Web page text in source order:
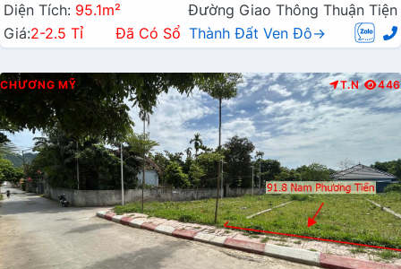
Diện Tích: 95.1m²
Đường Giao Thông Thuận Tiện
Giá:2-2.5 Tỉ Đã Có Sổ Thành Đất Ven Đô→
CHƯƠNG MỸ T.N 446